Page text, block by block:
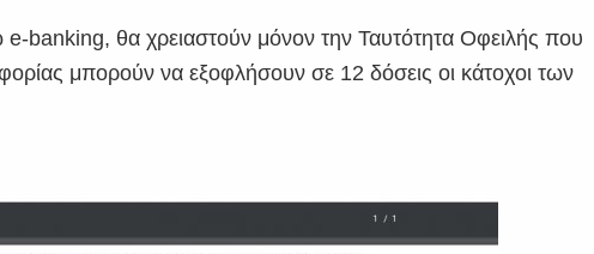
banking, θα χρειαστούν μόνον την Ταυτότητα Οφειλής που
μπορούν να εξοφλήσουν σε 12 δόσεις οι κάτοχοι των